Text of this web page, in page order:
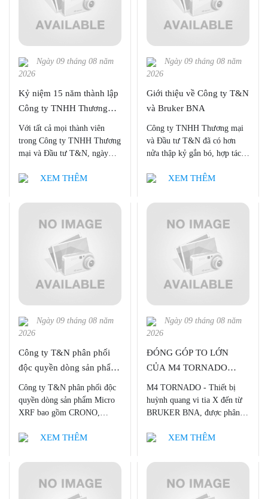
Ngày 09 tháng 08 năm
2026
Kỷ niệm 15 năm thành lập
Công ty TNHH Thương
mại và Đầu tư T&N
Với tất cả mọi thành viên
trong Công ty TNHH Thương
mại và Đầu tư T&N, ngày
cùng đặc biệt - NGÀY KỶ
LẬP CÔNG TY TNHH
TƯ T&N.
XEM THÊM
Ngày 09 tháng 08 năm
2026
Giới thiệu về Công ty T&N
và Bruker BNA
Công ty TNHH Thương mại
và Đầu tư T&N đã có hơn
nửa thập kỷ gắn bó, hợp tác
Nano Analytics. Hiện nay,
của Bruker Nano Analytics,
quyền trên thị trường Việt
Nam 3 dòng sản phẩm chính:
Kính hiển vi quang phổ
huỳnh quang tia X (micro-
XRF), Máy quang phổ huỳnh
quang tia X phản xạ toàn
phần (TXRF), Máy quang
phổ huỳnh quang tia X cầm
tay (HH-XRF).
XEM THÊM
Ngày 09 tháng 08 năm
2026
Công ty T&N phân phối
độc quyền dòng sản phẩm
Micro XRF của Bruker
BNA tại Việt Nam
Công ty T&N phân phối độc
quyền dòng sản phẩm Micro
XRF bao gồm CRONO,
TORNADO, M4 TORNADO
Bruker BNA
XEM THÊM
Ngày 09 tháng 08 năm
2026
ĐÓNG GÓP TO LỚN
CỦA M4 TORNADO
TRONG NGHIÊN CỨU
THỰC VẬT
M4 TORNADO - Thiết bị
huỳnh quang vi tia X đến từ
BRUKER BNA, được phân
TNHH Thương mại và Đầu
XEM THÊM